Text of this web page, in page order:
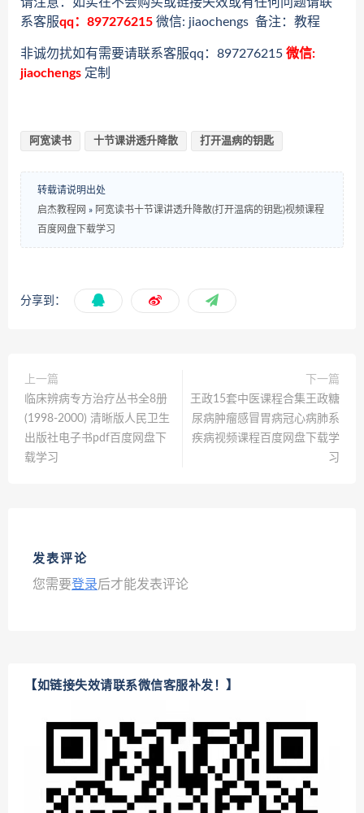
系客服qq：897276215 微信: jiaochengs 备注：教程
非诚勿扰如有需要请联系客服qq：897276215 微信:
jiaochengs 定制
阿宽读书 十节课讲透升降散 打开温病的钥匙
转载请说明出处
启杰教程网 » 阿宽读书十节课讲透升降散(打开温病的钥匙)视频课程
百度网盘下载学习
分享到：
上一篇
临床辨病专方治疗丛书全8册
(1998-2000) 清晰版人民卫生
出版社电子书pdf百度网盘下
载学习
下一篇
王政15套中医课程合集王政糖
尿病肿瘤感冒胃病冠心病肺系
疾病视频课程百度网盘下载学
习
发表评论
您需要登录后才能发表评论
【如链接失效请联系微信客服补发！】